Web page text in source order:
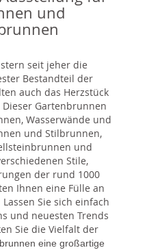
und
seit jeher die
Bestandteil der
auch das Herzstück
Gartenbrunnen
Wasserwände und
und Stilbrunnen,
und
Stile,
der rund 1000
Ihnen eine Fülle an
Sie sich einfach
und neuesten Trends
Sie die Vielfalt der
eine großartige